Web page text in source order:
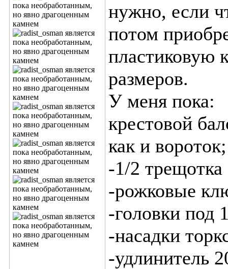
нужно, если
потом
пластиковую
размеров.
У меня пока:
крестовой
как и вороток;
-1/2
-рожковые
-головки под
-насадки
-удлинитель